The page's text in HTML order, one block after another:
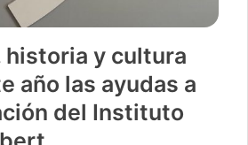
historia y cultura
año las ayudas a
del Instituto